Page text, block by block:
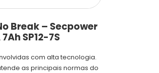
Break – Secpower
SP12-7S
com alta tecnologia.
as principais normas do